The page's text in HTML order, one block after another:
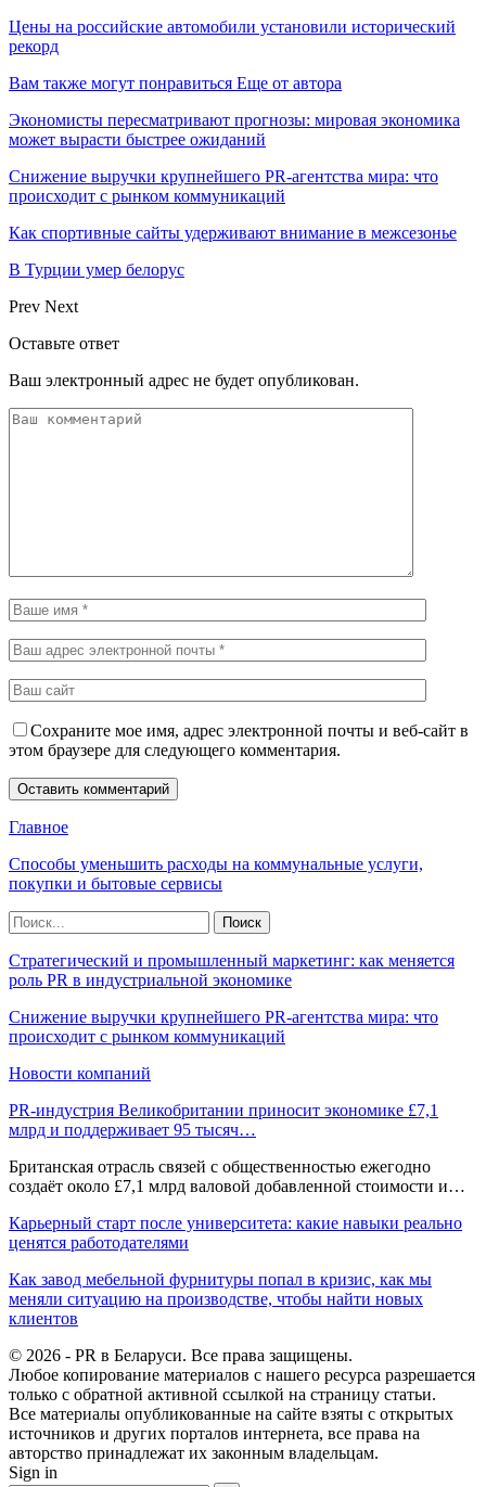
Цены на российские автомобили установили исторический
рекорд
Вам также могут понравиться Еще от автора
Экономисты пересматривают прогнозы: мировая экономика
может вырасти быстрее ожиданий
Снижение выручки крупнейшего PR-агентства мира: что
происходит с рынком коммуникаций
Как спортивные сайты удерживают внимание в межсезонье
В Турции умер белорус
Prev Next
Оставьте ответ
Ваш электронный адрес не будет опубликован.
Сохраните мое имя, адрес электронной почты и веб-сайт в
этом браузере для следующего комментария.
Главное
Способы уменьшить расходы на коммунальные услуги,
покупки и бытовые сервисы
Стратегический и промышленный маркетинг: как меняется
роль PR в индустриальной экономике
Снижение выручки крупнейшего PR-агентства мира: что
происходит с рынком коммуникаций
Новости компаний
PR-индустрия Великобритании приносит экономике £7,1
млрд и поддерживает 95 тысяч…
Британская отрасль связей с общественностью ежегодно
создаёт около £7,1 млрд валовой добавленной стоимости и…
Карьерный старт после университета: какие навыки реально
ценятся работодателями
Как завод мебельной фурнитуры попал в кризис, как мы
меняли ситуацию на производстве, чтобы найти новых
клиентов
© 2026 - PR в Беларуси. Все права защищены.
Любое копирование материалов с нашего ресурса разрешается
только с обратной активной ссылкой на страницу статьи.
Все материалы опубликованные на сайте взяты с открытых
источников и других порталов интернета, все права на
авторство принадлежат их законным владельцам.
Sign in